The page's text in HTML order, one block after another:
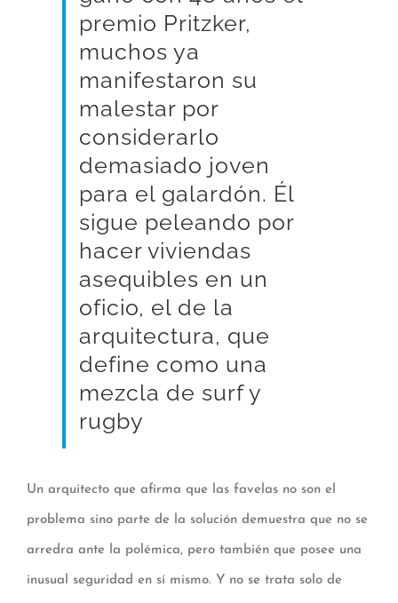
premio Pritzker,
muchos ya
manifestaron su
malestar por
considerarlo
demasiado joven
para el galardón. Él
sigue peleando por
hacer viviendas
asequibles en un
oficio, el de la
arquitectura, que
define como una
mezcla de surf y
rugby
Un arquitecto que afirma que las favelas no son el
problema sino parte de la solución demuestra que no se
arredra ante la polémica, pero también que posee una
inusual seguridad en sí mismo. Y no se trata solo de